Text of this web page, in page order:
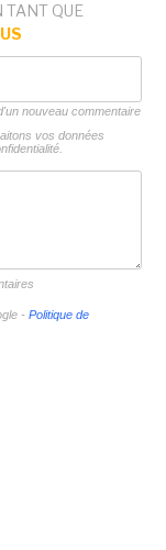
TANT QUE
nouveau commentaire
vos données
- Politique de